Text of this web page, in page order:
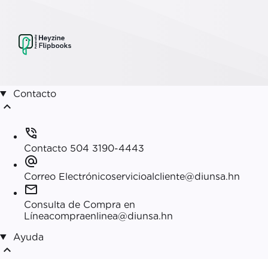
Contacto
expand_less
phone_in_talk
Contacto 504 3190-4443
alternate_email
Correo Electrónicoservicioalcliente@diunsa.hn
mail
Consulta de Compra en
Líneacompraenlinea@diunsa.hn
Ayuda
expand_less